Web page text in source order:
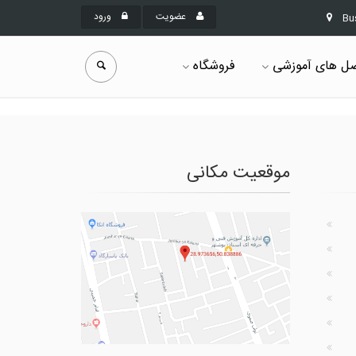
عضویت ورود
فروشگاه های آموزشی
موقعیت مکانی